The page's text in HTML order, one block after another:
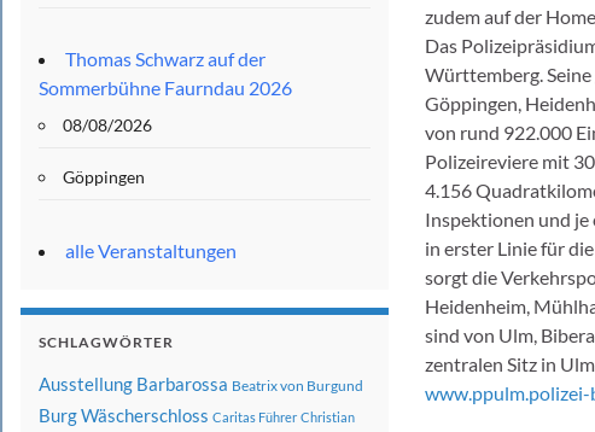
zudem auf der
Das
Württemberg.
Göppingen,
von rund 922.000
Polizeireviere mit
4.156
Inspektionen und
in erster Linie für
sorgt die
Heidenheim,
sind von Ulm,
zentralen Sitz in
www.ppulm.polizei-
Thomas Schwarz auf der
Sommerbühne Faurndau 2026
08/08/2026
Göppingen
alle Veranstaltungen
SCHLAGWÖRTER
Ausstellung Barbarossa Beatrix von Burgund
Burg Wäscherschloss Caritas Führer Christian